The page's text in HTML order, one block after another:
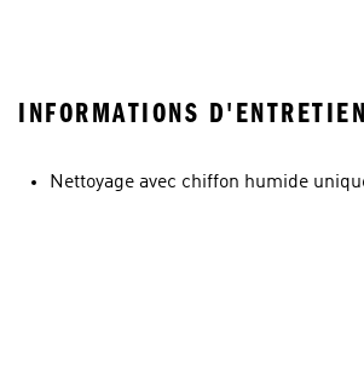
INFORMATIONS D'ENTRETIEN
Nettoyage avec chiffon humide